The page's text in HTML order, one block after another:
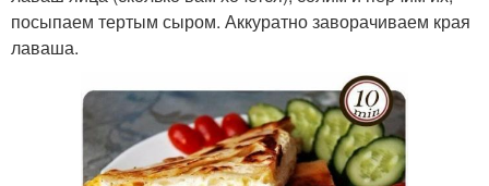
посыпаем тертым сыром. Аккуратно заворачиваем края
лаваша.